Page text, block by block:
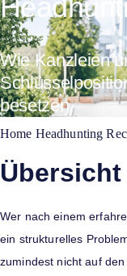
Wie Kanzleien
besetzen
Home Headhunting
Übersicht
Wer nach einem
ein strukturelles
zumindest nicht auf